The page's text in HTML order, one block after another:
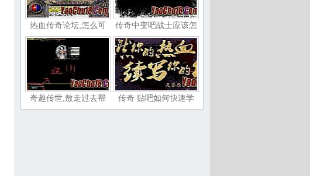
热血传奇论坛,怎么可 传奇中变吧战士应该怎
奇趣传世,敖走过去帮 传奇 贴吧如何快速学